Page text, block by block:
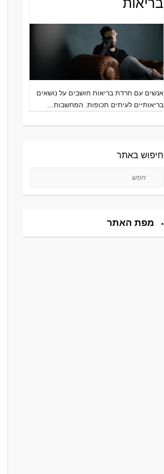
בריאות
אנשים עם חרדת בריאות חושבים על נושאים
בריאותיים לעיתים תכופות. המחשבות…
חיפוש באתר
מפת האתר